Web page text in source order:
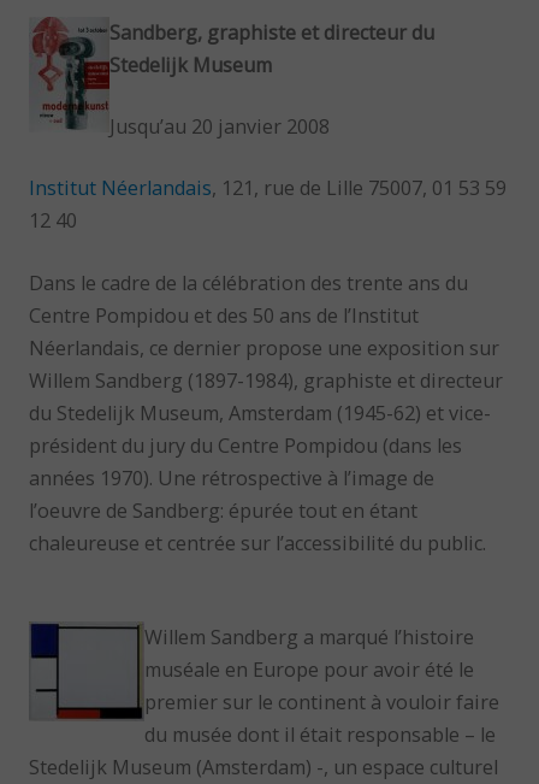
Sandberg, graphiste et directeur du
Stedelijk Museum
Jusqu’au 20 janvier 2008
Institut Néerlandais, 121, rue de Lille 75007, 01 53 59
12 40
Dans le cadre de la célébration des trente ans du
Centre Pompidou et des 50 ans de l’Institut
Néerlandais, ce dernier propose une exposition sur
Willem Sandberg (1897-1984), graphiste et directeur
du Stedelijk Museum, Amsterdam (1945-62) et vice-
président du jury du Centre Pompidou (dans les
années 1970). Une rétrospective à l’image de
l’oeuvre de Sandberg: épurée tout en étant
chaleureuse et centrée sur l’accessibilité du public.
Willem Sandberg a marqué l’histoire
muséale en Europe pour avoir été le
premier sur le continent à vouloir faire
du musée dont il était responsable – le
Stedelijk Museum (Amsterdam) -, un espace culturel